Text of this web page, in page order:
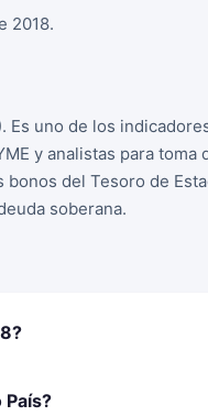
2018.
Es uno de los
y analistas para toma
del Tesoro de
soberana.